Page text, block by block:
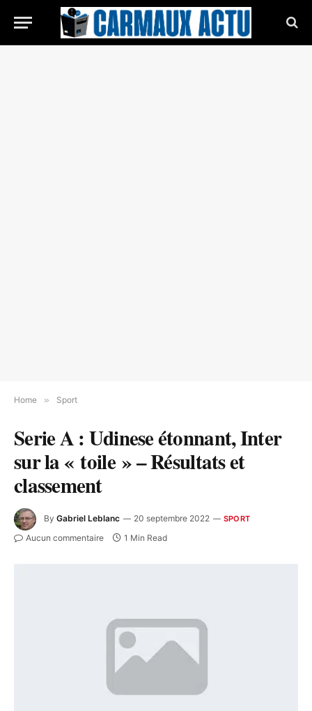
Home » Sport
Serie A : Udinese étonnant, Inter
sur la « toile » – Résultats et
classement
By Gabriel Leblanc 20 septembre 2022 SPORT
Aucun commentaire 1 Min Read